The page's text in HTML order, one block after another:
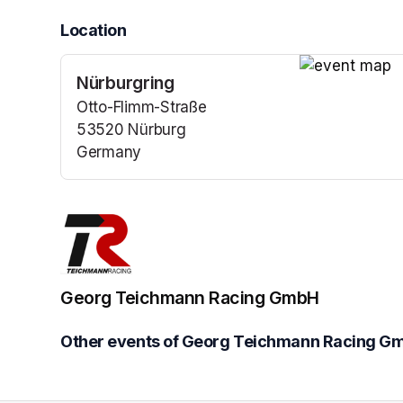
Location
Nürburgring
Otto-Flimm-Straße
53520 Nürburg
Germany
Georg Teichmann Racing GmbH
Other events of Georg Teichmann Racing